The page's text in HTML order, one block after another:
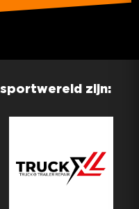
zijn: